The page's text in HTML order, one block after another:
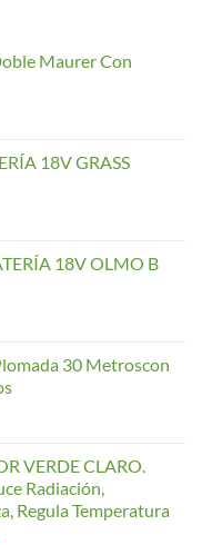
Maurer Con
18V GRASS
18V OLMO B
30 Metroscon
VERDE CLARO.
Radiación,
Regula Temperatura